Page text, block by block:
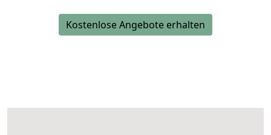
Kostenlose Angebote erhalten